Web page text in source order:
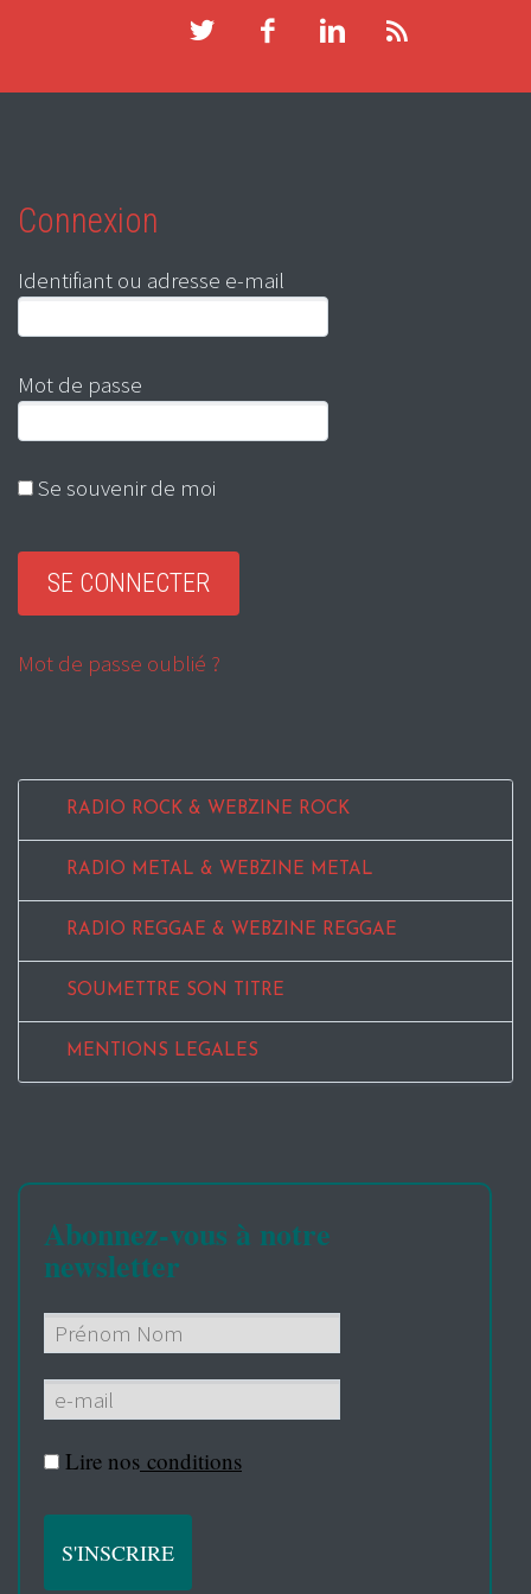
Connexion
Identifiant ou adresse e-mail
Mot de passe
Se souvenir de moi
Mot de passe oublié ?
RADIO ROCK & WEBZINE ROCK
RADIO METAL & WEBZINE METAL
RADIO REGGAE & WEBZINE REGGAE
SOUMETTRE SON TITRE
MENTIONS LEGALES
Abonnez-vous à notre
newsletter
Lire nos conditions